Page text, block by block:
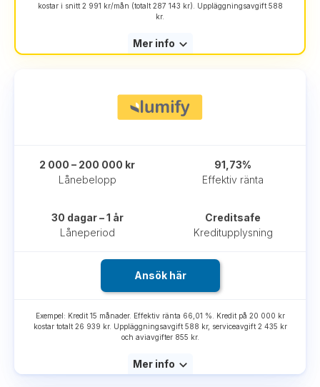
kostar i snitt 2 991 kr/mån (totalt 287 143 kr). Uppläggningsavgift 588
kr.
Mer info
Lånebelopp
2 000 – 200 000 kr
Effektiv ränta
91,73%
Låneperiod
30 dagar – 1 år
Kreditupplysning
Creditsafe
Ansök här
Exempel: Kredit 15 månader. Effektiv ränta 66,01 %. Kredit på 20 000 kr
kostar totalt 26 939 kr. Uppläggningsavgift 588 kr, serviceavgift 2 435 kr
och aviavgifter 855 kr.
Mer info